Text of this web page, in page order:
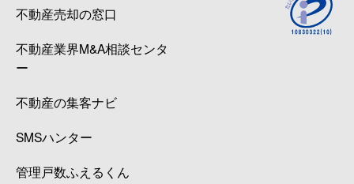
不動産売却の窓口
不動産業界M&A相談センタ
ー
不動産の集客ナビ
SMSハンター
管理戸数ふえるくん